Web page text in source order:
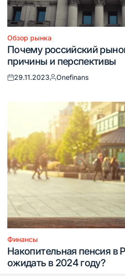
Опубликовано
в
Обзор рынка
Почему российский
причины и перспективы
Опубликовано
29.11.2023
Запись
Onefinans
Опубликовано
в
Финансы
Накопительная пенсия в
ожидать в 2024 году?